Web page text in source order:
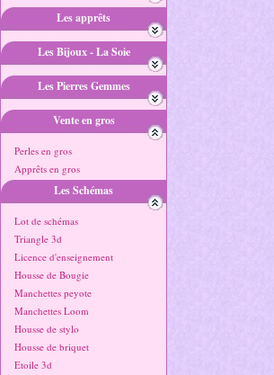
Les apprêts
Les Bijoux - La Soie
Les Pierres Gemmes
Vente en gros
Perles en gros
Apprêts en gros
Les Schémas
Lot de schémas
Triangle 3d
Licence d'enseignement
Housse de Bougie
Manchettes peyote
Manchettes Loom
Housse de stylo
Housse de briquet
Etoile 3d